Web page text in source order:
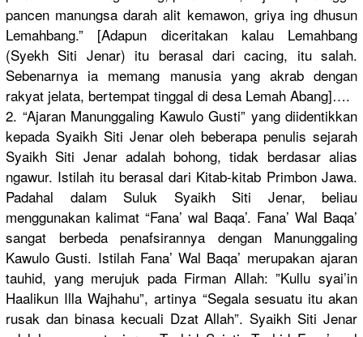
pancen manungsa darah alit kemawon, griya ing dhusun
Lemahbang.” [Adapun diceritakan kalau Lemahbang
(Syekh Siti Jenar) itu berasal dari cacing, itu salah.
Sebenarnya ia memang manusia yang akrab dengan
rakyat jelata, bertempat tinggal di desa Lemah Abang]….
2. “Ajaran Manunggaling Kawulo Gusti” yang diidentikkan
kepada Syaikh Siti Jenar oleh beberapa penulis sejarah
Syaikh Siti Jenar adalah bohong, tidak berdasar alias
ngawur. Istilah itu berasal dari Kitab-kitab Primbon Jawa.
Padahal dalam Suluk Syaikh Siti Jenar, beliau
menggunakan kalimat “Fana’ wal Baqa’. Fana’ Wal Baqa’
sangat berbeda penafsirannya dengan Manunggaling
Kawulo Gusti. Istilah Fana’ Wal Baqa’ merupakan ajaran
tauhid, yang merujuk pada Firman Allah: ”Kullu syai’in
Haalikun Illa Wajhahu”, artinya “Segala sesuatu itu akan
rusak dan binasa kecuali Dzat Allah”. Syaikh Siti Jenar